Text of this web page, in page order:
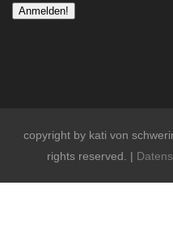
copyright by kati von
rights reserved. |